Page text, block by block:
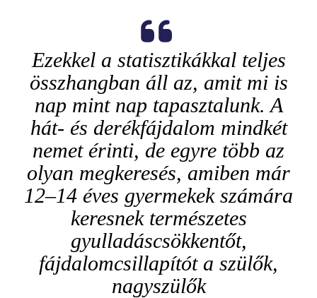
Ezekkel a statisztikákkal teljes
összhangban áll az, amit mi is
nap mint nap tapasztalunk. A
hát- és derékfájdalom mindkét
nemet érinti, de egyre több az
olyan megkeresés, amiben már
12–14 éves gyermekek számára
keresnek természetes
gyulladáscsökkentőt,
fájdalomcsillapítót a szülők,
nagyszülők